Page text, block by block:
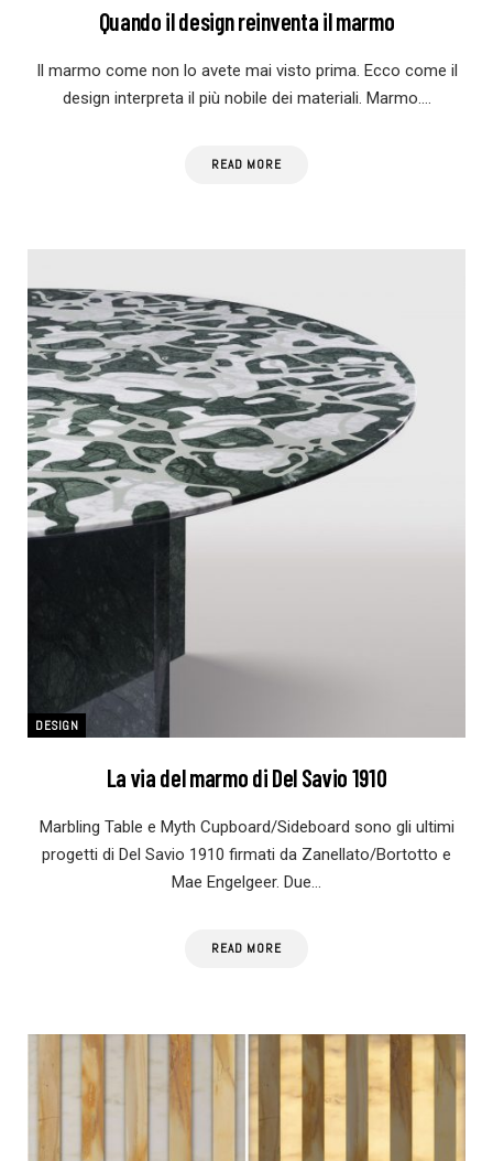
Quando il design reinventa il marmo
Il marmo come non lo avete mai visto prima. Ecco come il
design interpreta il più nobile dei materiali. Marmo.…
READ MORE
DESIGN
La via del marmo di Del Savio 1910
Marbling Table e Myth Cupboard/Sideboard sono gli ultimi
progetti di Del Savio 1910 firmati da Zanellato/Bortotto e
Mae Engelgeer. Due…
READ MORE